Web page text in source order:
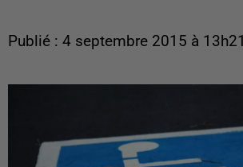
Publié : 4 septembre 2015 à 13h21